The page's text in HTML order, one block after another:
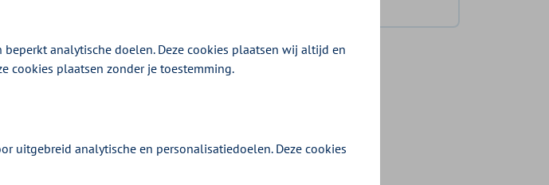
of
vergoeding uit de
analytische doelen. Deze cookies plaatsen wij altijd en
cookies plaatsen zonder je toestemming.
uitgebreid analytische en personalisatiedoelen. Deze cookies